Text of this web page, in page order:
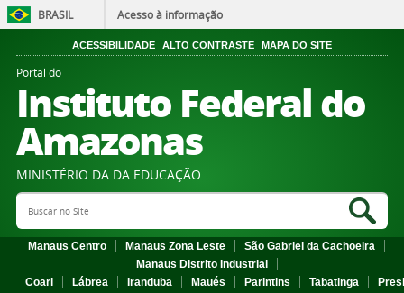
BRASIL Acesso à informação
ACESSIBILIDADE ALTO CONTRASTE MAPA DO SITE
Portal do
Instituto Federal do
Amazonas
MINISTÉRIO DA DA EDUCAÇÃO
Search Site
Manaus Centro Manaus Zona Leste
São Gabriel da Cachoeira
Manaus Distrito Industrial
Coari
Lábrea Iranduba Maués Parintins Tabatinga